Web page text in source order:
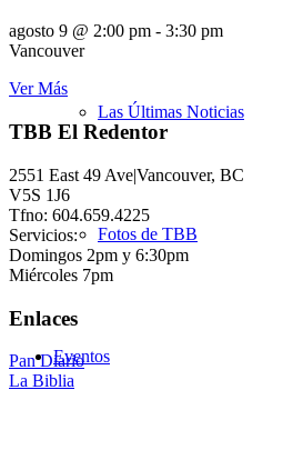
Las Últimas Noticias
Fotos de TBB
Eventos
agosto 9 @ 2:00 pm - 3:30 pm
Vancouver
Ver Más
TBB El Redentor
2551 East 49 Ave|Vancouver, BC
V5S 1J6
Tfno: 604.659.4225
Servicios:
Domingos 2pm y 6:30pm
Miércoles 7pm
Enlaces
Pan Diario
La Biblia